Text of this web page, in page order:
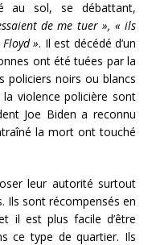
au sol, se débattant,
de me tuer », « ils
». Il est décédé d’un
ont été tuées par la
policiers noirs ou blancs
violence policière sont
Joe Biden a reconnu
la mort ont touché
leur autorité surtout
Ils sont récompensés en
il est plus facile d’être
ce type de quartier. Ils